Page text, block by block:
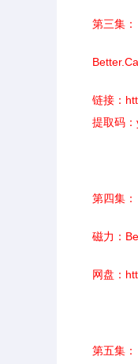
第三集：
链接：
提取码：
第四集：
磁力：
网盘：
第五集：